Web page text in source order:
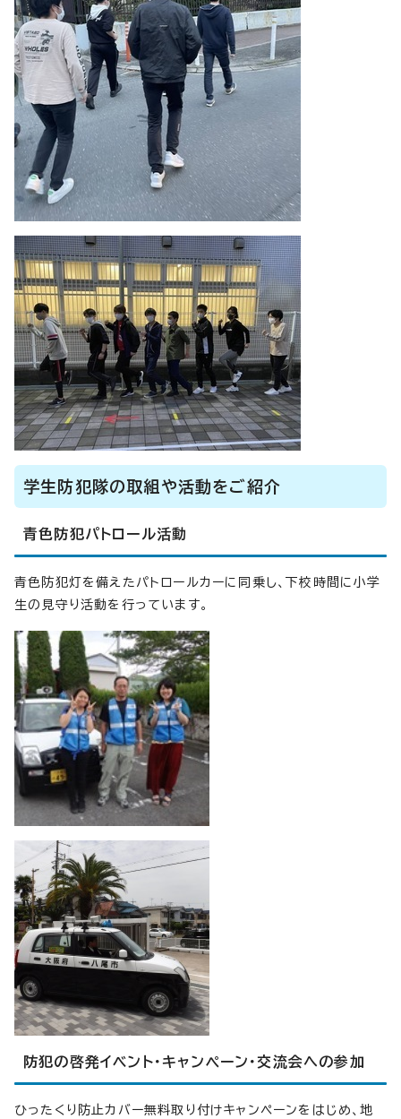
学生防犯隊の取組や活動をご紹介
青色防犯パトロール活動
青色防犯灯を備えたパトロールカーに同乗し、下校時間に小学
生の見守り活動を行っています。
防犯の啓発イベント・キャンペーン・交流会への参加
ひったくり防止カバー無料取り付けキャンペーンをはじめ、地